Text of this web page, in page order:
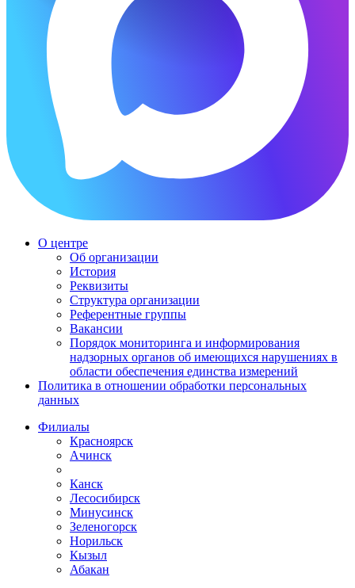
О центре
Об организации
История
Реквизиты
Структура организации
Референтные группы
Вакансии
Порядок мониторинга и информирования
надзорных органов об имеющихся нарушениях в
области обеспечения единства измерений
Политика в отношении обработки персональных
данных
Филиалы
Красноярск
Ачинск
Канск
Лесосибирск
Минусинск
Зеленогорск
Норильск
Кызыл
Абакан